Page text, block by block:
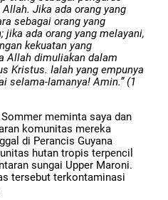
Jika ada orang yang
sebagai orang yang
jika ada orang yang melayani,
kekuatan yang
Allah dimuliakan dalam
Kristus. Ialah yang empunya
selama-lamanya! Amin.” (1
meminta saya dan
komunitas mereka
di Perancis Guyana
hutan tropis terpencil
sungai Upper Maroni.
tersebut terkontaminasi